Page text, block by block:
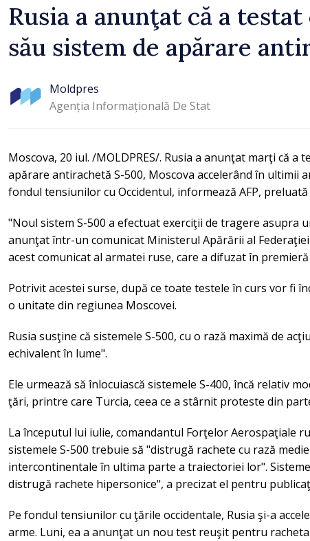
Rusia a anunţat că a
său sistem de apărare
Moldpres
Agenția Informațională De Stat
Moscova, 20 iul. /MOLDPRES/. Rusia a anunţat marţi că a
apărare antirachetă S-500, Moscova accelerând în ultimii
fondul tensiunilor cu Occidentul, informează AFP, preluată
"Noul sistem S-500 a efectuat exerciţii de tragere asupra
anunţat într-un comunicat Ministerul Apărării al
acest comunicat al armatei ruse, care a difuzat în
Potrivit acestei surse, după ce toate testele în curs vor fi
o unitate din regiunea Moscovei.
Rusia susţine că sistemele S-500, cu o rază maximă de
echivalent în lume".
Ele urmează să înlocuiască sistemele S-400, încă relativ
ţări, printre care Turcia, ceea ce a stârnit proteste din
La începutul lui iulie, comandantul Forţelor Aerospaţiale
sistemele S-500 trebuie să "distrugă rachete cu rază
intercontinentale în ultima parte a traiectoriei lor".
distrugă rachete hipersonice", a precizat el pentru
Pe fondul tensiunilor cu ţările occidentale, Rusia şi-a
arme. Luni, ea a anunţat un nou test reuşit pentru